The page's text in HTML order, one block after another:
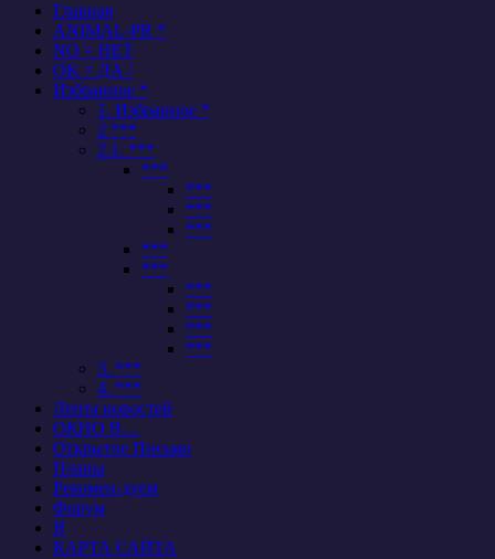
Главная
ANIMAL-PR *
NO = НЕТ
OK = ДА /
Избранное *
1. Избранное *
2 ***
2.1. ***
***
***
***
***
***
***
***
***
***
***
3. ***
4. ***
Лента новостей
ОКНО В…
Открытое Письмо
Планы
Рекомен-дуем
Форум
Я
КАРТА САЙТА